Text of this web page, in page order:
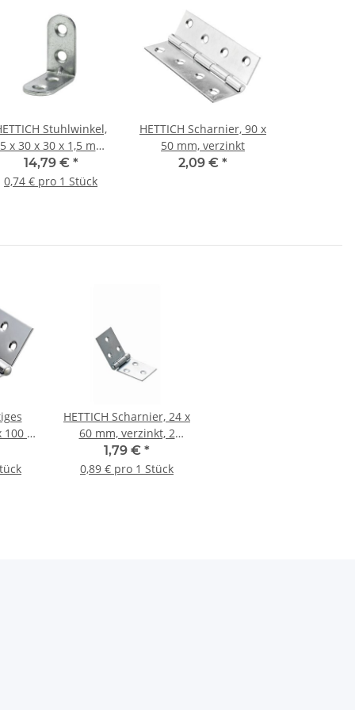
Stuhlwinkel,
x 30 x 30 x 1,5 mm,
verzinkt, 20 Stück
14,79 € *
0,74 € pro 1 Stück
HETTICH Scharnier, 90 x
50 mm, verzinkt
2,09 € *
100 x
HETTICH Scharnier, 24 x
60 mm, verzinkt, 2
Stück
1,79 € *
0,89 € pro 1 Stück